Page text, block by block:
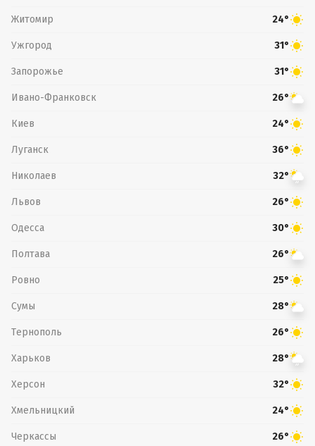
Житомир 24°
Ужгород 31°
Запорожье 31°
Ивано-Франковск 26°
Киев 24°
Луганск 36°
Николаев 32°
Львов 26°
Одесса 30°
Полтава 26°
Ровно 25°
Сумы 28°
Тернополь 26°
Харьков 28°
Херсон 32°
Хмельницкий 24°
Черкассы 26°